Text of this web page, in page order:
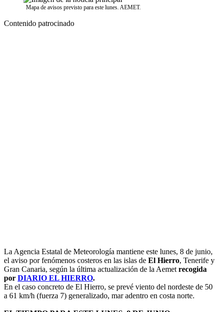
Mapa de avisos previsto para este lunes. AEMET.
Contenido patrocinado
La Agencia Estatal de Meteorología mantiene este lunes, 8 de junio,
el aviso por fenómenos costeros en las islas de El Hierro, Tenerife y
Gran Canaria, según la última actualización de la Aemet recogida
por DIARIO EL HIERRO.
En el caso concreto de El Hierro, se prevé viento del nordeste de 50
a 61 km/h (fuerza 7) generalizado, mar adentro en costa norte.